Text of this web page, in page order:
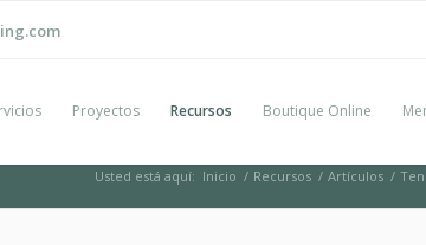
Proyectos Recursos Boutique Online
Usted está aquí: Inicio / Recursos / Artículos /